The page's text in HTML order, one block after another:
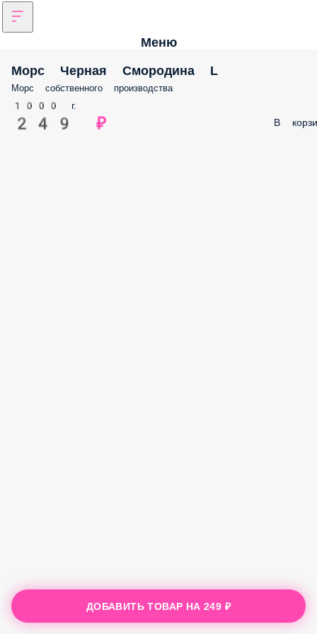
Меню
Морс Черная Смородина L
Морс собственного производства
1000 г.
249 ₽ В
ДОБАВИТЬ ТОВАР НА249 ₽